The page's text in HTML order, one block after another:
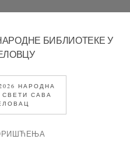
БИБЛИОТЕКЕ У
НАРОДНА
САВА